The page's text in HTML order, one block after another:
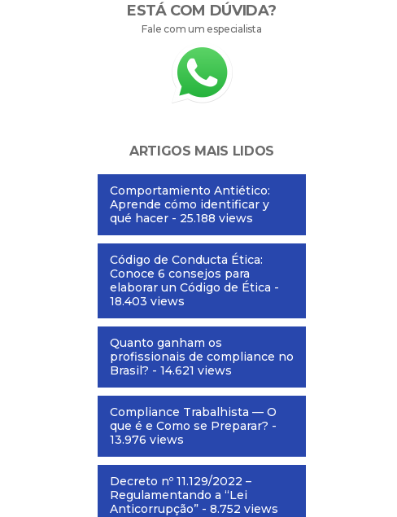
ESTÁ COM DÚVIDA?
Fale com um especialista
ARTIGOS MAIS LIDOS
Comportamiento Antiético:
Aprende cómo identificar y
qué hacer - 25.188 views
Código de Conducta Ética:
Conoce 6 consejos para
elaborar un Código de Ética -
18.403 views
Quanto ganham os
profissionais de compliance no
Brasil? - 14.621 views
Compliance Trabalhista — O
que é e Como se Preparar? -
13.976 views
Decreto nº 11.129/2022 –
Regulamentando a “Lei
Anticorrupção” - 8.752 views